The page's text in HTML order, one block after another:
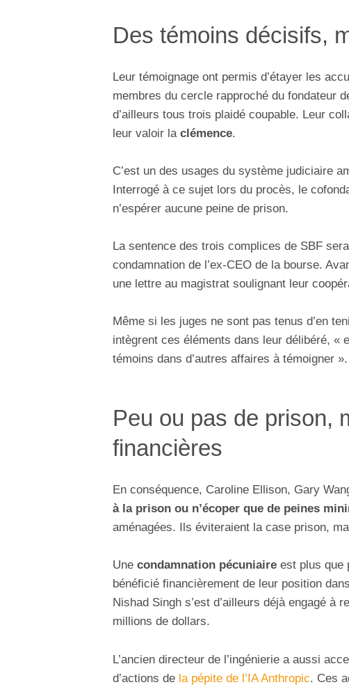
Des témoins décisifs,
Leur témoignage ont permis d’étayer les
membres du cercle rapproché du fondateur
d’ailleurs tous trois plaidé coupable. Leur
leur valoir la clémence.
C’est un des usages du système judiciaire
Interrogé à ce sujet lors du procès, le
n’espérer aucune peine de prison.
La sentence des trois complices de SBF
condamnation de l’ex-CEO de la bourse.
une lettre au magistrat soulignant leur
Même si les juges ne sont pas tenus d’en
intègrent ces éléments dans leur délibéré, «
témoins dans d’autres affaires à témoigner ».
Peu ou pas de prison,
financières
En conséquence, Caroline Ellison, Gary
à la prison ou n’écoper que de peines
aménagées. Ils éviteraient la case prison,
Une condamnation pécuniaire est plus que
bénéficié financièrement de leur position
Nishad Singh s’est d’ailleurs déjà engagé à
millions de dollars.
L’ancien directeur de l’ingénierie a aussi
d’actions de la pépite de l’IA Anthropic. Ces